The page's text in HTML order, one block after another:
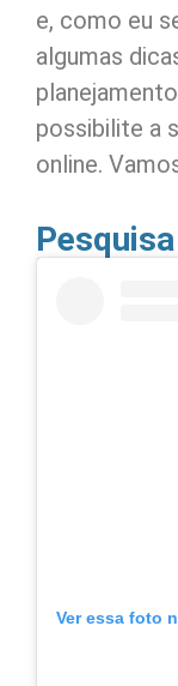
e, como eu
algumas
possibilite a
online.
Pesquisa
Ver essa foto